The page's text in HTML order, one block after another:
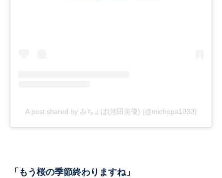
A post shared by みちょぱ(池田美優) (@michopa1030)
「もう桜の季節終わりますね」